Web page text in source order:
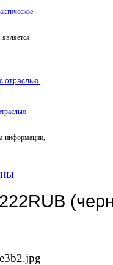
отраслью.
информации,